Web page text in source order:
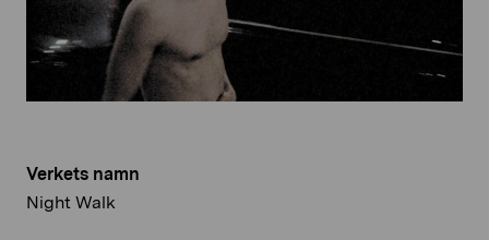
Verkets namn
Night Walk